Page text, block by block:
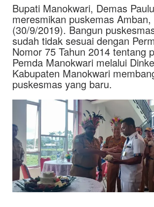
Bupati Manokwari, Demas
meresmikan puskemas Amban,
(30/9/2019). Bangun
sudah tidak sesuai dengan
Nomor 75 Tahun 2014 tentang
Pemda Manokwari melalui
Kabupaten Manokwari
puskesmas yang baru.